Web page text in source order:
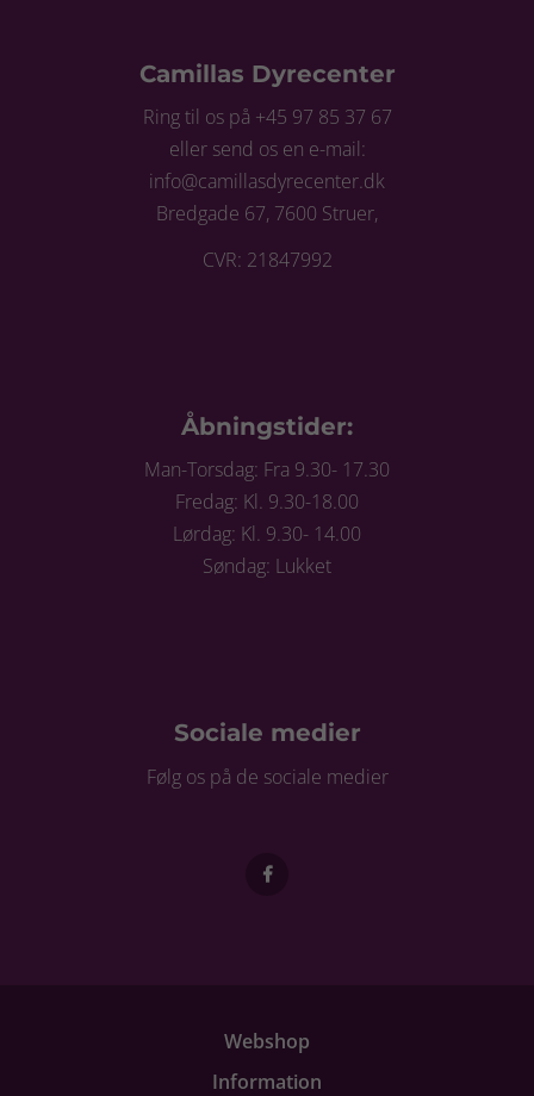
Camillas Dyrecenter
Ring til os på +45 97 85 37 67
eller send os en e-mail:
info@camillasdyrecenter.dk
Bredgade 67, 7600 Struer,
CVR: 21847992
Åbningstider:
Man-Torsdag: Fra 9.30- 17.30
Fredag: Kl. 9.30-18.00
Lørdag: Kl. 9.30- 14.00
Søndag: Lukket
Sociale medier
Følg os på de sociale medier
Webshop
Information